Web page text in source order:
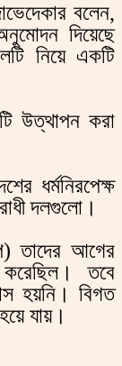
বলেন,
দিয়েছে
নিয়ে একটি
উত্থাপন করা
ধর্মনিরপেক্ষ
দলগুলো।
তাদের আগের
তবে
হয়নি। বিগত
যায়।